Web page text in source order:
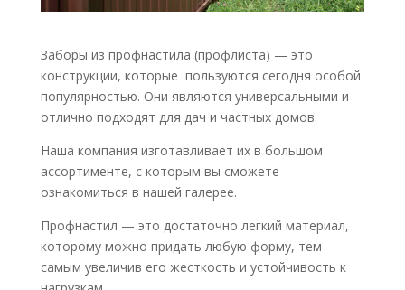
Заборы из профнастила (профлиста) — это
конструкции, которые пользуются сегодня особой
популярностью. Они являются универсальными и
отлично подходят для дач и частных домов.
Наша компания изготавливает их в большом
ассортименте, с которым вы сможете
ознакомиться в нашей галерее.
Профнастил — это достаточно легкий материал,
которому можно придать любую форму, тем
самым увеличив его жесткость и устойчивость к